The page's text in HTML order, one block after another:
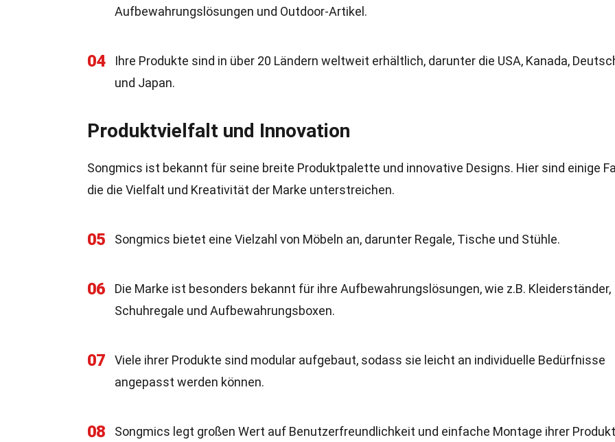
Aufbewahrungslösungen und Outdoor-Artikel.
04
Ihre Produkte sind in über 20 Ländern weltweit erhältlich, darunter die USA, Kanada,
und Japan.
Produktvielfalt und Innovation
Songmics ist bekannt für seine breite Produktpalette und innovative Designs. Hier sind einige
die die Vielfalt und Kreativität der Marke unterstreichen.
05 Songmics bietet eine Vielzahl von Möbeln an, darunter Regale, Tische und Stühle.
06
Die Marke ist besonders bekannt für ihre Aufbewahrungslösungen, wie z.B. Kleiderständer,
Schuhregale und Aufbewahrungsboxen.
07
Viele ihrer Produkte sind modular aufgebaut, sodass sie leicht an individuelle Bedürfnisse
angepasst werden können.
08 Songmics legt großen Wert auf Benutzerfreundlichkeit und einfache Montage ihrer